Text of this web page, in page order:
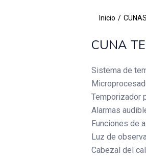
Inicio
CUNA
Sistema de
Temporizador
Alarmas
Funciones de
Luz de
Cabezal del